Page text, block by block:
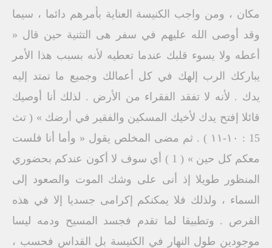
مكان ، ومن واجب الكنيسة العناية بأمرهم دائما ، سيما
وقد أوصى الله عليهم في سفر هی التثنية حين قال «
أعطه ولا يسوء قلبك عندما تعطيه لأنه بسبب هذا الأمر
يباركك الرب إلهك في كل أعمالك وجميع ما تمتد إليه
يدك . لأنه لا تفقد الفقراء من الأرض . لذلك أنا أوصيك
قائلا إفتح يدك لأخيك المسكين والفقير في أرضك » ( تث
15 : ۱۰-۱۱ ) . ثم مضى المخلص يقول « وأما أنا فلست
معكم كل حين » ( 1 ) أي سوف لا أكون عندكم بحضوري
المنظور طويلا إذ أنى على وشك الموت والصعود إلى
السماء ، ولذلك فلا يمكنكم إكرامى جسديا إلا في هذه
الفرص . وتطبيقا لما تقدم فجسد المسيح ودمه ليسا
موجودين طول النهار في الكنيسة بل القداس فحسب ،